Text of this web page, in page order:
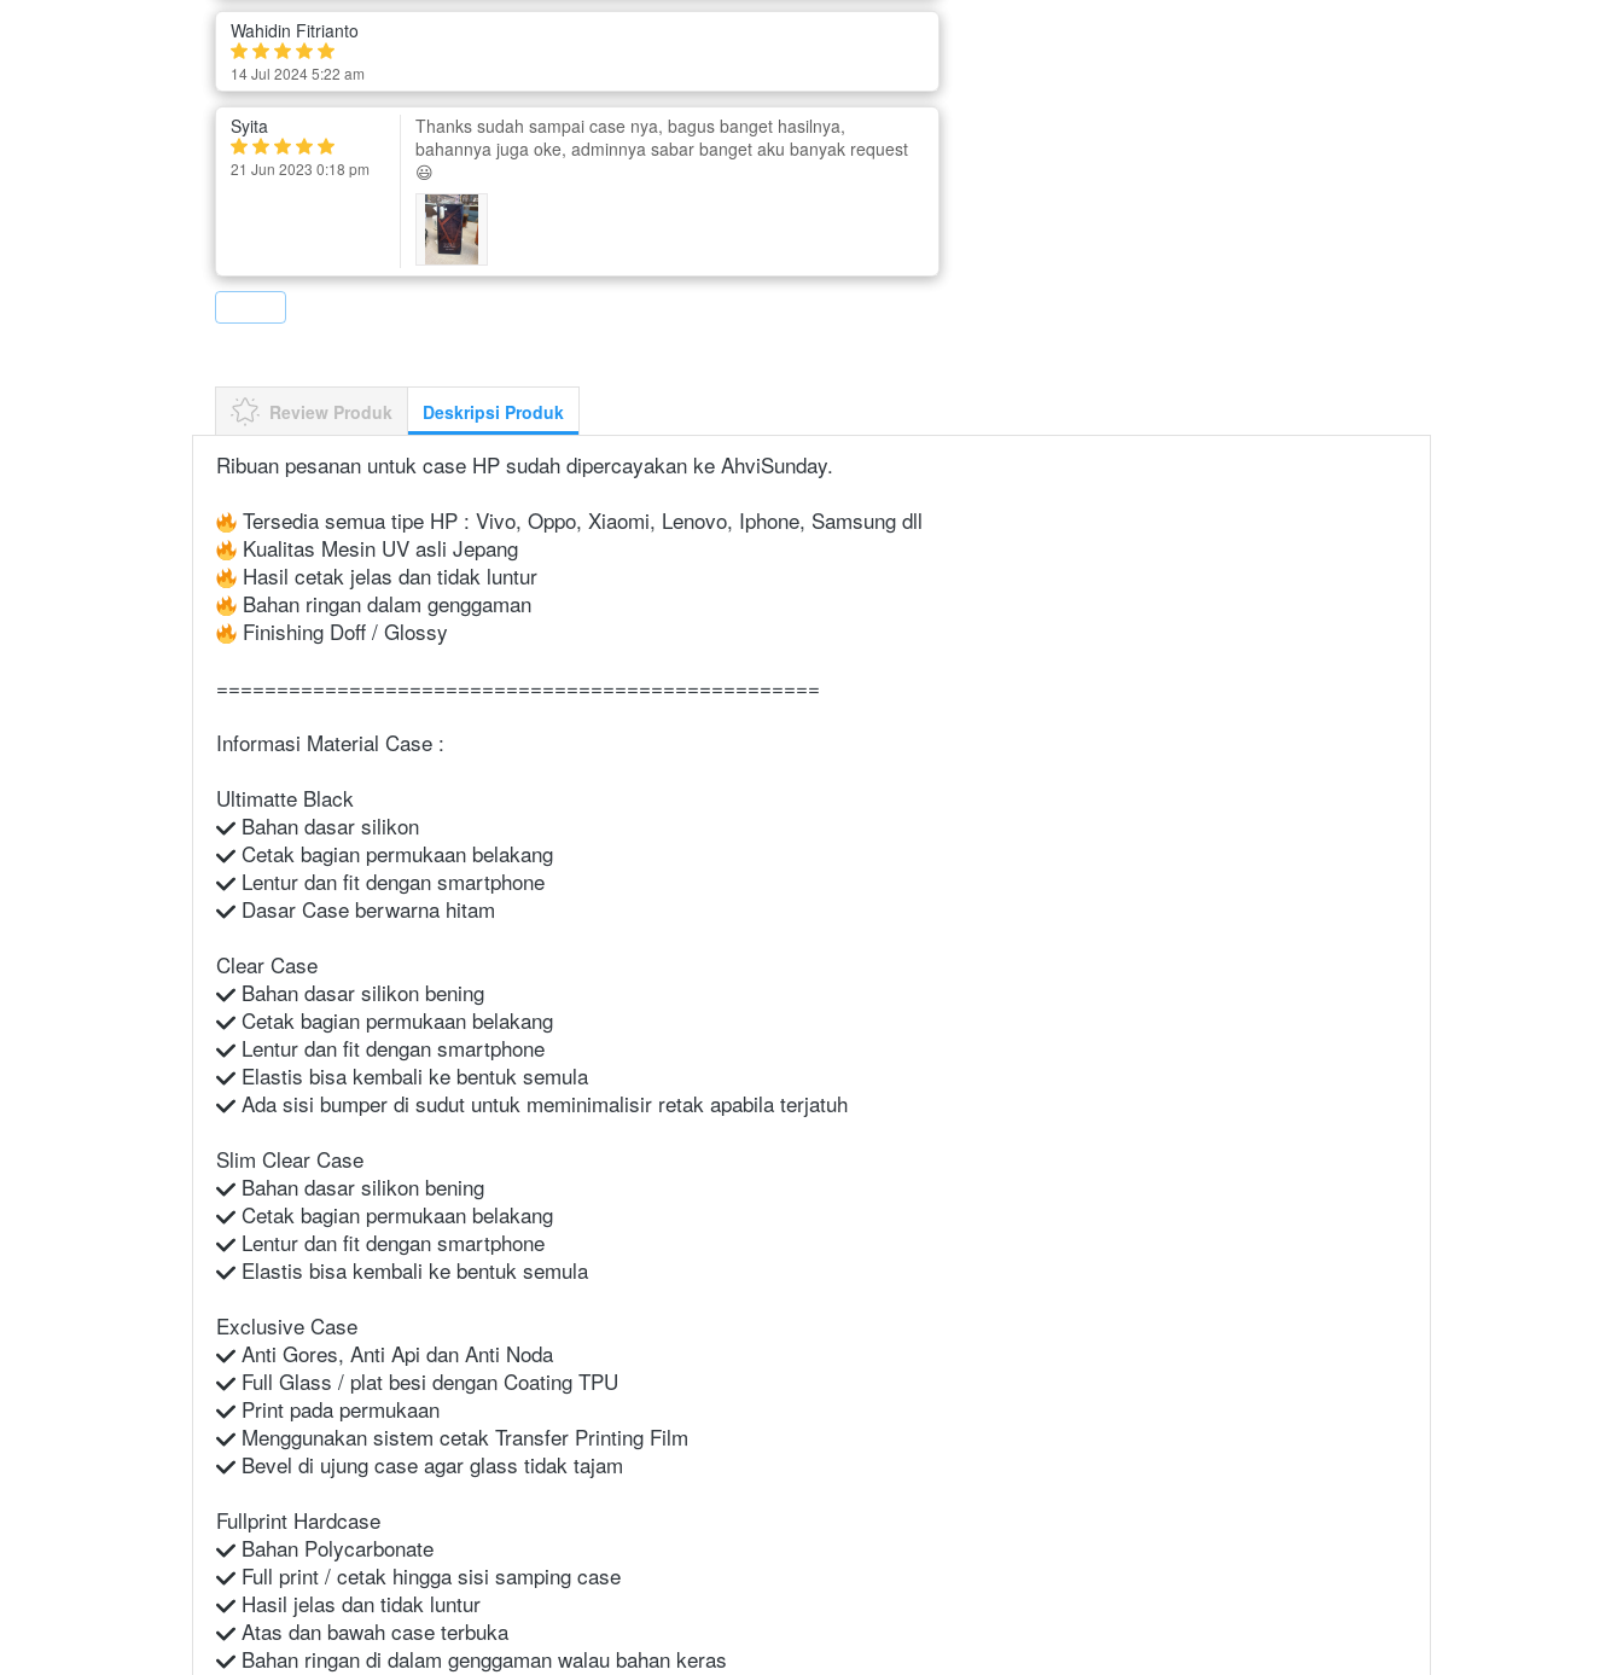
Wahidin Fitrianto
14 Jul 2024 5:22 am
Syita
21 Jun 2023 0:18 pm
Thanks sudah sampai case nya, bagus banget hasilnya,
bahannya juga oke, adminnya sabar banget aku banyak request
😃
Review Produk Deskripsi Produk
Ribuan pesanan untuk case HP sudah dipercayakan ke AhviSunday.
Tersedia semua tipe HP : Vivo, Oppo, Xiaomi, Lenovo, Iphone, Samsung dll
Kualitas Mesin UV asli Jepang
Hasil cetak jelas dan tidak luntur
Bahan ringan dalam genggaman
Finishing Doff / Glossy
==================================================
Informasi Material Case :
Ultimatte Black
Bahan dasar silikon
Cetak bagian permukaan belakang
Lentur dan fit dengan smartphone
Dasar Case berwarna hitam
Clear Case
Bahan dasar silikon bening
Cetak bagian permukaan belakang
Lentur dan fit dengan smartphone
Elastis bisa kembali ke bentuk semula
Ada sisi bumper di sudut untuk meminimalisir retak apabila terjatuh
Slim Clear Case
Bahan dasar silikon bening
Cetak bagian permukaan belakang
Lentur dan fit dengan smartphone
Elastis bisa kembali ke bentuk semula
Exclusive Case
Anti Gores, Anti Api dan Anti Noda
Full Glass / plat besi dengan Coating TPU
Print pada permukaan
Menggunakan sistem cetak Transfer Printing Film
Bevel di ujung case agar glass tidak tajam
Fullprint Hardcase
Bahan Polycarbonate
Full print / cetak hingga sisi samping case
Hasil jelas dan tidak luntur
Atas dan bawah case terbuka
Bahan ringan di dalam genggaman walau bahan keras